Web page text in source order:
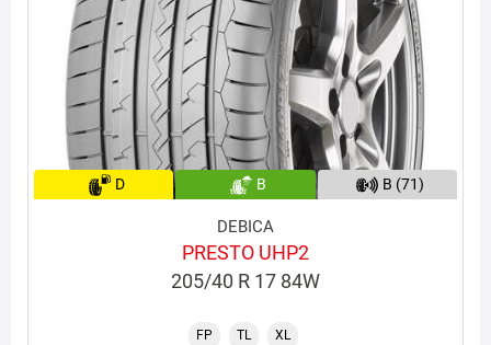
D B B (71)
DEBICA
PRESTO UHP2
205/40 R 17 84W
FP TL XL